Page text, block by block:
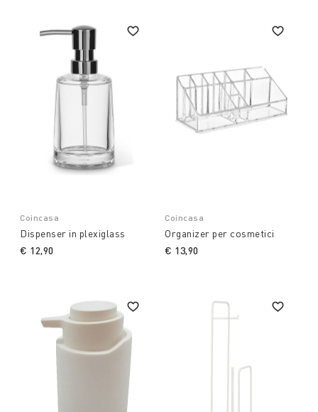
Coincasa
Dispenser in plexiglass
€ 12,90
Coincasa
Organizer per cosmetici
€ 13,90